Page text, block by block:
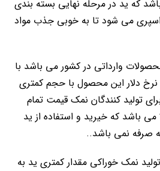
که ید در مرحله نهایی بسته بندی
می شود تا به خوبی جذب مواد
وارداتی در کشور می باشد با
نرخ دلار این محصول با حجم کمتری
تولید کنندگان نمک قیمت تمام
باشد که خیرید و استفاده از ید
صرفه نمی باشد..
نمک خوراکی مقدار کمتری ید به